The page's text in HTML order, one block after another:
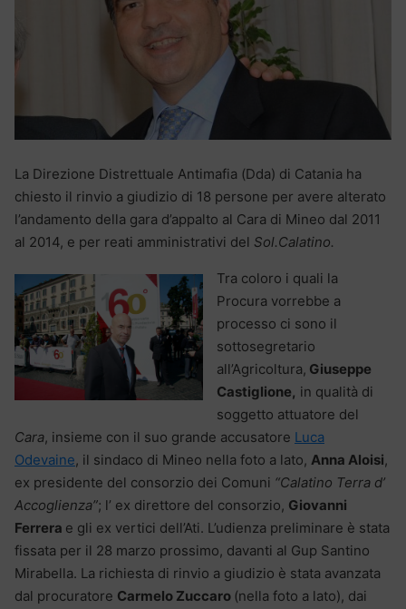
La Direzione Distrettuale Antimafia (Dda) di Catania ha
chiesto il rinvio a giudizio di 18 persone per avere alterato
l’andamento della gara d’appalto al Cara di Mineo dal 2011
al 2014, e per reati amministrativi del Sol.Calatino.
Tra coloro i quali la
Procura vorrebbe a
processo ci sono il
sottosegretario
all’Agricoltura, Giuseppe
Castiglione, in qualità di
soggetto attuatore del
Cara, insieme con il suo grande accusatore Luca
Odevaine, il sindaco di Mineo nella foto a lato, Anna Aloisi,
ex presidente del consorzio dei Comuni “Calatino Terra d’
Accoglienza”; l’ ex direttore del consorzio, Giovanni
Ferrera e gli ex vertici dell’Ati. L’udienza preliminare è stata
fissata per il 28 marzo prossimo, davanti al Gup Santino
Mirabella. La richiesta di rinvio a giudizio è stata avanzata
dal procuratore Carmelo Zuccaro (nella foto a lato), dai